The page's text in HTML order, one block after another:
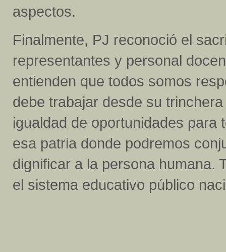
aspectos.
Finalmente, PJ reconoció el
representantes y personal
entienden que ⁠todos somos
debe trabajar desde su
igualdad de oportunidades para
esa patria donde podremos
dignificar a la persona humana.
el sistema educativo público